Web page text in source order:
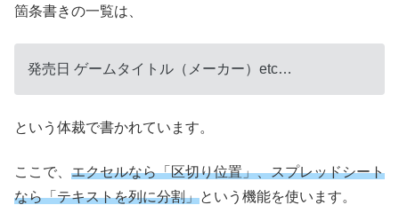
箇条書きの一覧は、
発売日 ゲームタイトル（メーカー）etc…
という体裁で書かれています。
ここで、 エクセルなら「区切り位置」、スプレッドシート
なら「テキストを列に分割」という機能を使います。